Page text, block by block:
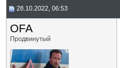
28.10.2022, 06:53
OFA
Продвинутый